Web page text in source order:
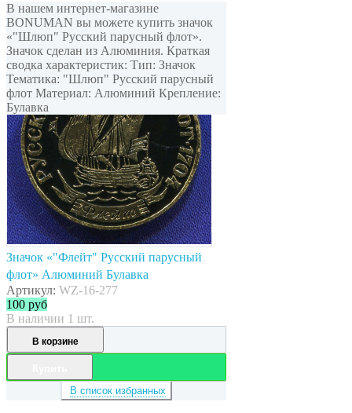
В нашем интернет-магазине
BONUMAN вы можете купить значок
«"Шлюп" Русский парусный флот».
Значок сделан из Алюминия. Краткая
сводка характеристик: Тип: Значок
Тематика: "Шлюп" Русский парусный
флот Материал: Алюминий Крепление:
Булавка
Значок «"Флейт" Русский парусный
флот» Алюминий Булавка
Артикул: WZ-16-277
100 руб
В наличии 1 шт.
В корзине
В список избранных